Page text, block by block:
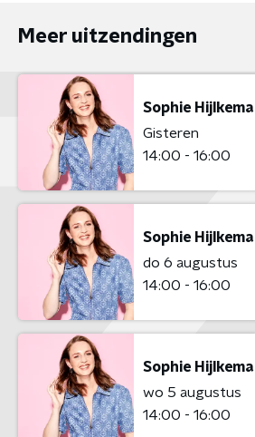
Meer uitzendingen
Sophie Hijlkema
Gisteren
14:00 - 16:00
Sophie Hijlkema
do 6 augustus
14:00 - 16:00
Sophie Hijlkema
wo 5 augustus
14:00 - 16:00